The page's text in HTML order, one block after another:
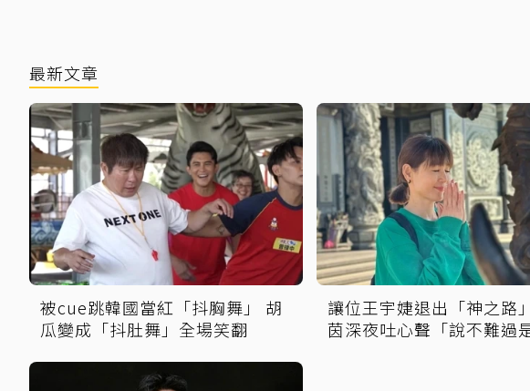
最新文章
被cue跳韓國當紅「抖胸舞」 胡
瓜變成「抖肚舞」全場笑翻
讓位王宇婕退出「神之路
茵深夜吐心聲「說不難過